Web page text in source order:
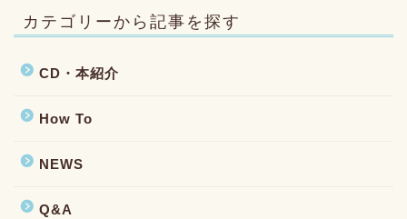
カテゴリーから記事を探す
CD・本紹介
How To
NEWS
Q&A